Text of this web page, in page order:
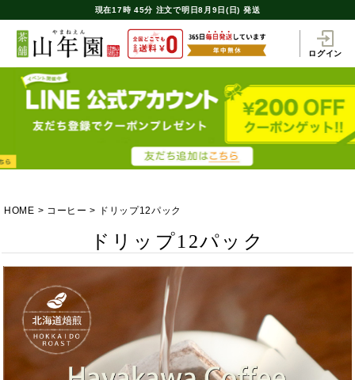
現在17時 45分 注文で明日8月9日(日) 発送
ログイン
HOME コーヒー ドリップ12パック
ドリップ12パック